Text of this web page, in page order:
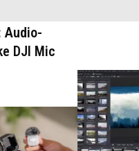
Audio-
DJI Mic